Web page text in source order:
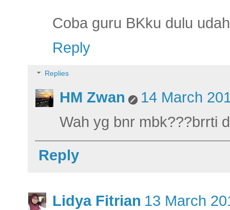
Coba guru BKku dulu
Reply
Replies
HM Zwan
14 March
Wah yg bnr mbk???brrti
Reply
Lidya Fitrian 13 March